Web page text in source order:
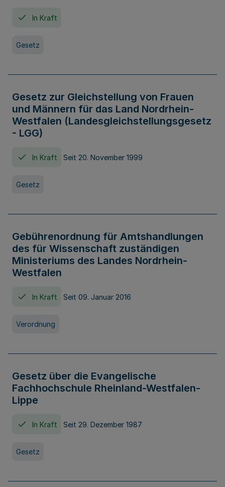
In Kraft
Gesetz
Gesetz zur Gleichstellung von Frauen
und Männern für das Land Nordrhein-
Westfalen (Landesgleichstellungsgesetz
- LGG)
In Kraft Seit 20. November 1999
Gesetz
Gebührenordnung für Amtshandlungen
des für Wissenschaft zuständigen
Ministeriums des Landes Nordrhein-
Westfalen
In Kraft Seit 09. Januar 2016
Verordnung
Gesetz über die Evangelische
Fachhochschule Rheinland-Westfalen-
Lippe
In Kraft Seit 29. Dezember 1987
Gesetz